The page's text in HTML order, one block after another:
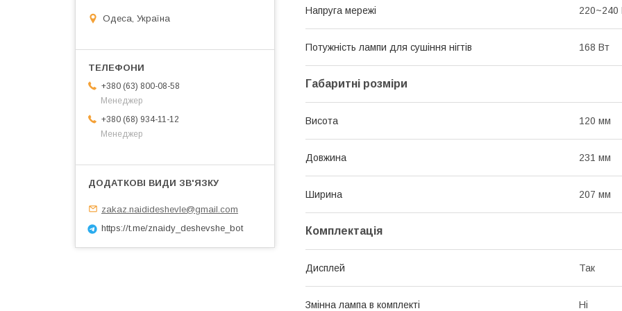
Напруга мережі 220~240
Потужність лампи для сушіння нігтів 168 Вт
Габаритні розміри
Висота 120 мм
Довжина 231 мм
Ширина 207 мм
Комплектація
Дисплей Так
Змінна лампа в комплекті Ні
Одеса, Україна
+380 (63) 800-08-58
Менеджер
+380 (68) 934-11-12
Менеджер
zakaz.naidideshevle@gmail.com
https://t.me/znaidy_deshevshe_bot